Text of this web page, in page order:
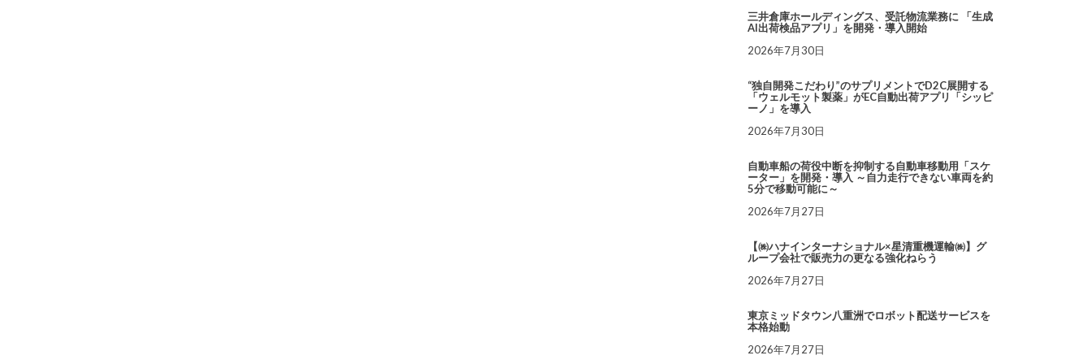
三井倉庫ホールディングス、受託物流業務に 「生成
AI出荷検品アプリ」を開発・導入開始
2026年7月30日
“独自開発こだわり”のサプリメントでD2C展開する
「ウェルモット製薬」がEC自動出荷アプリ「シッピ
ーノ」を導入
2026年7月30日
自動車船の荷役中断を抑制する自動車移動用「スケ
ーター」を開発・導入 ～自力走行できない車両を約
5分で移動可能に～
2026年7月27日
【㈱ハナインターナショナル×星清重機運輸㈱】グ
ループ会社で販売力の更なる強化ねらう
2026年7月27日
東京ミッドタウン八重洲でロボット配送サービスを
本格始動
2026年7月27日